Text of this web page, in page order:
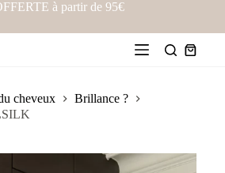
à partir de 95€
cheveux
Brillance ?